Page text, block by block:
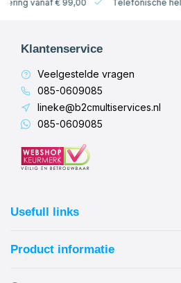
vanaf € 99,00 Telefonische
Klantenservice
Veelgestelde vragen
085-0609085
lineke@b2cmultiservices.nl
085-0609085
Usefull links
Product informatie